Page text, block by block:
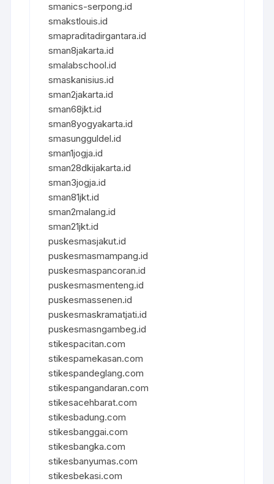
smanics-serpong.id
smakstlouis.id
smapraditadirgantara.id
sman8jakarta.id
smalabschool.id
smaskanisius.id
sman2jakarta.id
sman68jkt.id
sman8yogyakarta.id
smasungguldel.id
sman1jogja.id
sman28dkijakarta.id
sman3jogja.id
sman81jkt.id
sman2malang.id
sman21jkt.id
puskesmasjakut.id
puskesmasmampang.id
puskesmaspancoran.id
puskesmasmenteng.id
puskesmassenen.id
puskesmaskramatjati.id
puskesmasngambeg.id
stikespacitan.com
stikespamekasan.com
stikespandeglang.com
stikespangandaran.com
stikesacehbarat.com
stikesbadung.com
stikesbanggai.com
stikesbangka.com
stikesbanyumas.com
stikesbekasi.com